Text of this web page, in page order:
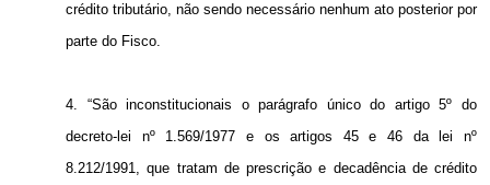
crédito tributário, não sendo necessário nenhum ato posterior por
parte do Fisco.
4. “São inconstitucionais o parágrafo único do artigo 5º do
decreto-lei nº 1.569/1977 e os artigos 45 e 46 da lei nº
8.212/1991, que tratam de prescrição e decadência de crédito